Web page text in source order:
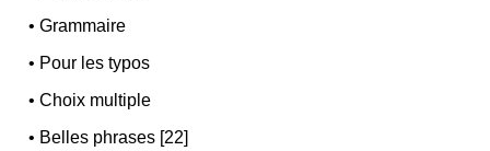
•Grammaire
• Pour les typos
•Choix multiple
• Belles phrases [22]